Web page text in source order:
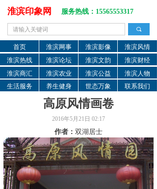
服务热线：15565553317
淮滨印象网
끠
淮滨热线 淮滨论坛 淮滨文韵 淮滨财经
首页 淮滨网事 淮滨影像 淮滨风情
淮滨商汇 淮滨农业 淮滨公益
淮滨人物
生活服务
养生健身 世态万象 联系我们
高原风情画卷
作者： 双湖居士
2016年5月21日 02:17